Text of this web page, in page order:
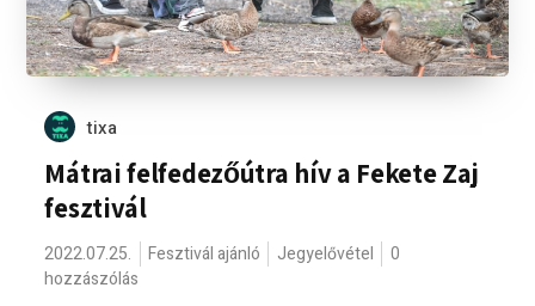
tixa
Mátrai felfedezőútra hív a Fekete Zaj
fesztivál
2022.07.25. Fesztivál ajánló Jegyelővétel
0
hozzászólás